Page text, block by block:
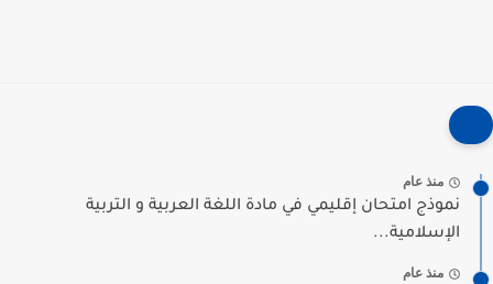
منذ عام
نموذج امتحان إقليمي في مادة اللغة العربية و التربية
الإسلامية...
منذ عام